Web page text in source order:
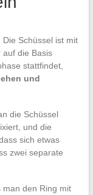
Schüssel ist mit
die Basis
stattfindet,
und
die Schüssel
und die
sich etwas
zwei separate
man den Ring mit